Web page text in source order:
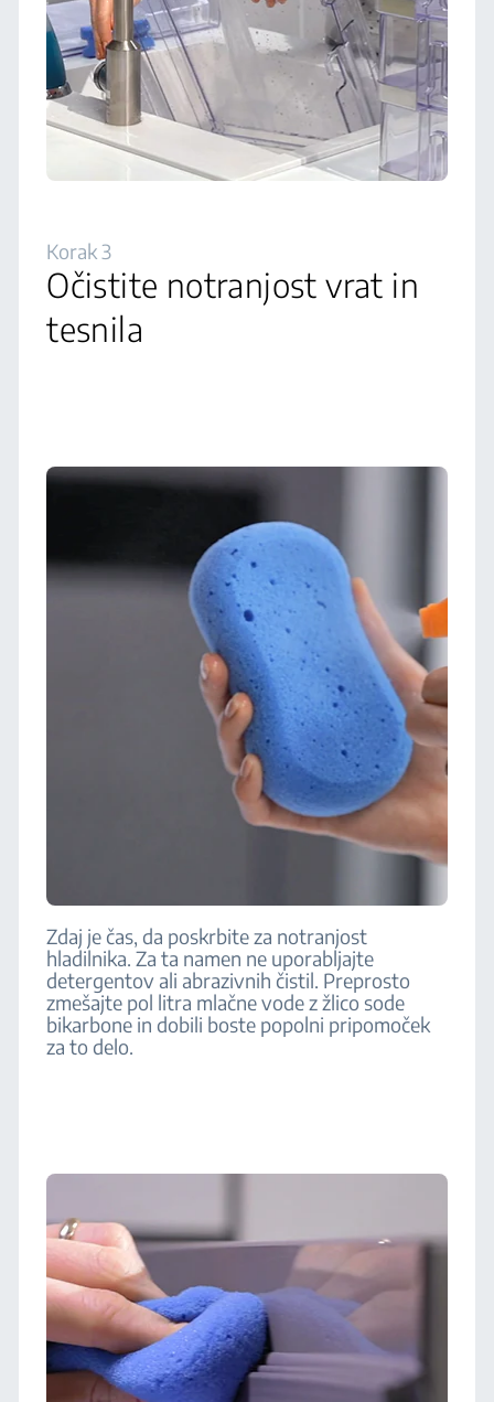
Korak 3
Očistite notranjost vrat in
tesnila
Zdaj je čas, da poskrbite za notranjost
hladilnika. Za ta namen ne uporabljajte
detergentov ali abrazivnih čistil. Preprosto
zmešajte pol litra mlačne vode z žlico sode
bikarbone in dobili boste popolni pripomoček
za to delo.